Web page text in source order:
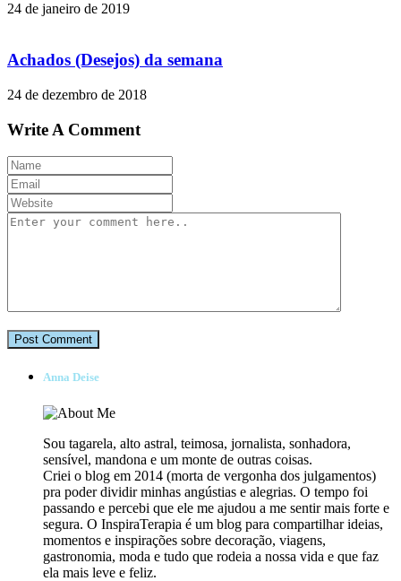
24 de janeiro de 2019
Achados (Desejos) da semana
24 de dezembro de 2018
Write A Comment
Anna Deise
Sou tagarela, alto astral, teimosa, jornalista, sonhadora,
sensível, mandona e um monte de outras coisas.
Criei o blog em 2014 (morta de vergonha dos julgamentos)
pra poder dividir minhas angústias e alegrias. O tempo foi
passando e percebi que ele me ajudou a me sentir mais forte e
segura. O InspiraTerapia é um blog para compartilhar ideias,
momentos e inspirações sobre decoração, viagens,
gastronomia, moda e tudo que rodeia a nossa vida e que faz
ela mais leve e feliz.